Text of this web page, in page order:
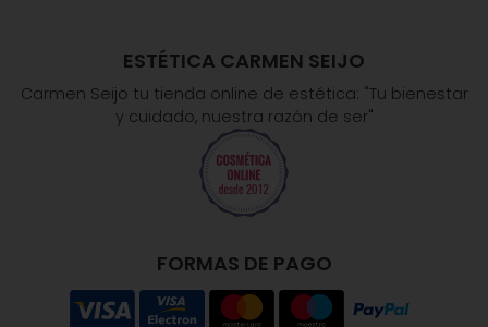
ESTÉTICA CARMEN SEIJO
Carmen Seijo tu tienda online de estética: "Tu bienestar
y cuidado, nuestra razón de ser"
FORMAS DE PAGO